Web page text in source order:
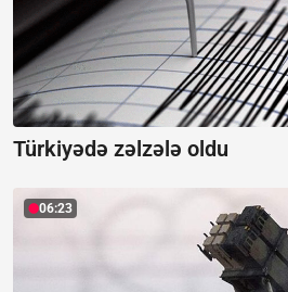
Türkiyədə zəlzələ oldu
06:23